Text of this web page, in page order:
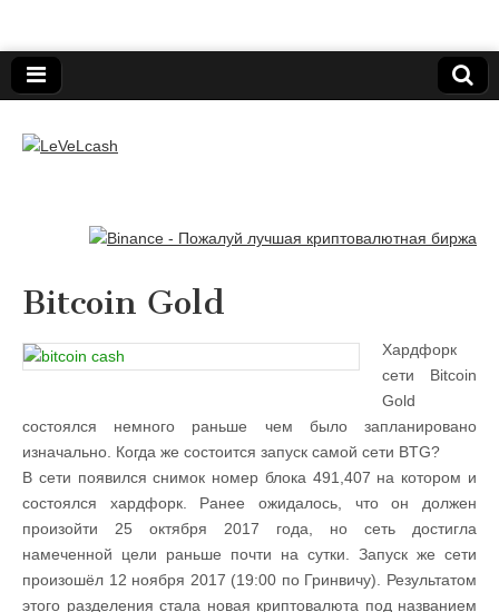
LeVeLcash
Bitcoin Gold
Хардфорк
сети Bitcoin
Gold
состоялся немного раньше чем было запланировано
изначально. Когда же состоится запуск самой сети BTG?
В сети появился снимок номер блока 491,407 на котором и
состоялся хардфорк. Ранее ожидалось, что он должен
произойти 25 октября 2017 года, но сеть достигла
намеченной цели раньше почти на сутки. Запуск же сети
произошёл 12 ноября 2017 (19:00 по Гринвичу). Результатом
этого разделения стала новая криптовалюта под названием